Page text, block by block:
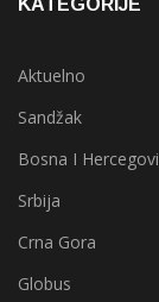
Aktuelno
Sandžak
Bosna I
Srbija
Crna Gora
Globus